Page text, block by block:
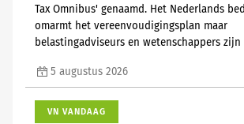
Tax Omnibus' genaamd. Het Nederlands
omarmt het vereenvoudigingsplan maar
belastingadviseurs en wetenschappers
5 augustus 2026
VN VANDAAG